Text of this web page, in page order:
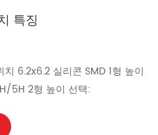
오인터콤, 모니터 및 기타 보안
MP3/4, DVD, 오디오 및 비디
지 제품 등을 원격...
특징
6.2x6.2 실리콘 SMD 1형 높이
5H 2형 높이 선택:
2. 방수, 방진, 내유성, 내산성,